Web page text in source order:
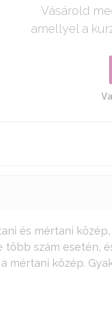
Vásárold
amellyel a
és mértani
szám esetén,
mértani közép.